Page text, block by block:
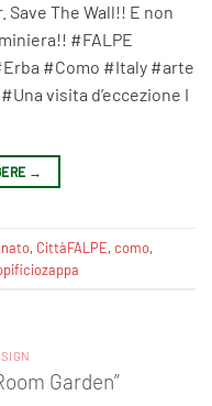
The Wall!! E non
#FALPE
#Como #Italy #arte
visita d’eccezione I
→
, CittàFALPE,como,
Garden”